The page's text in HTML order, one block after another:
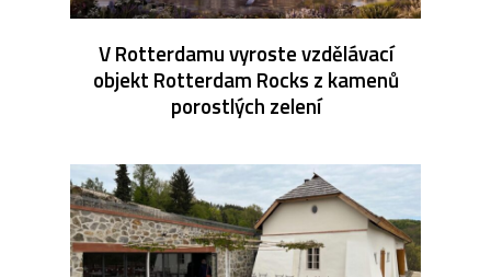
V Rotterdamu vyroste vzdělávací
objekt Rotterdam Rocks z kamenů
porostlých zelení